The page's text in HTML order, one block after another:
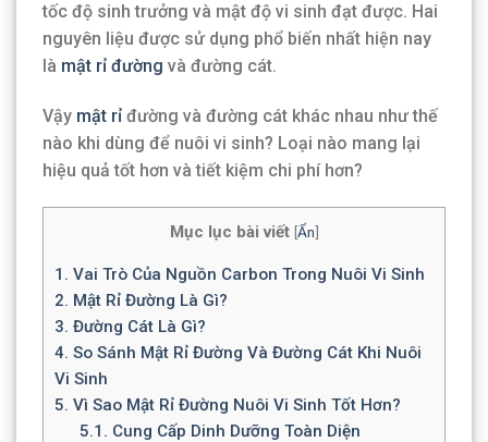
tốc độ sinh trưởng và mật độ vi sinh đạt được. Hai
nguyên liệu được sử dụng phổ biến nhất hiện nay
là mật rỉ đường và đường cát.
Vậy mật rỉ đường và đường cát khác nhau như thế
nào khi dùng để nuôi vi sinh? Loại nào mang lại
hiệu quả tốt hơn và tiết kiệm chi phí hơn?
Mục lục bài viết [Ẩn]
1. Vai Trò Của Nguồn Carbon Trong Nuôi Vi Sinh
2. Mật Rỉ Đường Là Gì?
3. Đường Cát Là Gì?
4. So Sánh Mật Rỉ Đường Và Đường Cát Khi Nuôi
Vi Sinh
5. Vì Sao Mật Rỉ Đường Nuôi Vi Sinh Tốt Hơn?
5.1. Cung Cấp Dinh Dưỡng Toàn Diện